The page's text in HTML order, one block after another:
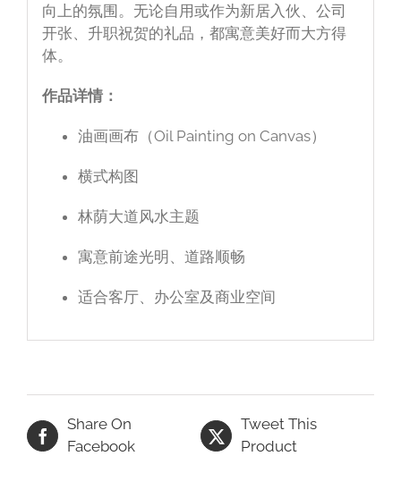
向上的氛围。无论自用或作为新居入伙、公司
开张、升职祝贺的礼品，都寓意美好而大方得
体。
作品详情：
油画画布（Oil Painting on Canvas）
横式构图
林荫大道风水主题
寓意前途光明、道路顺畅
适合客厅、办公室及商业空间
Share On
Facebook
Tweet This
Product